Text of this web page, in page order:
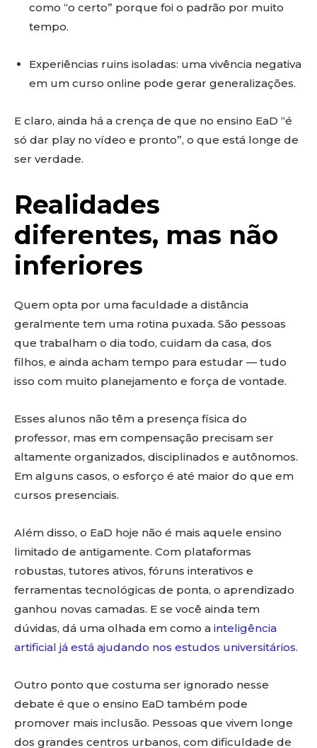
como “o certo” porque foi o padrão por muito
tempo.
Experiências ruins isoladas: uma vivência negativa
em um curso online pode gerar generalizações.
E claro, ainda há a crença de que no ensino EaD “é
só dar play no vídeo e pronto”, o que está longe de
ser verdade.
Realidades
diferentes, mas não
inferiores
Quem opta por uma faculdade a distância
geralmente tem uma rotina puxada. São pessoas
que trabalham o dia todo, cuidam da casa, dos
filhos, e ainda acham tempo para estudar — tudo
isso com muito planejamento e força de vontade.
Esses alunos não têm a presença física do
professor, mas em compensação precisam ser
altamente organizados, disciplinados e autônomos.
Em alguns casos, o esforço é até maior do que em
cursos presenciais.
Além disso, o EaD hoje não é mais aquele ensino
limitado de antigamente. Com plataformas
robustas, tutores ativos, fóruns interativos e
ferramentas tecnológicas de ponta, o aprendizado
ganhou novas camadas. E se você ainda tem
dúvidas, dá uma olhada em como a inteligência
artificial já está ajudando nos estudos universitários.
Outro ponto que costuma ser ignorado nesse
debate é que o ensino EaD também pode
promover mais inclusão. Pessoas que vivem longe
dos grandes centros urbanos, com dificuldade de